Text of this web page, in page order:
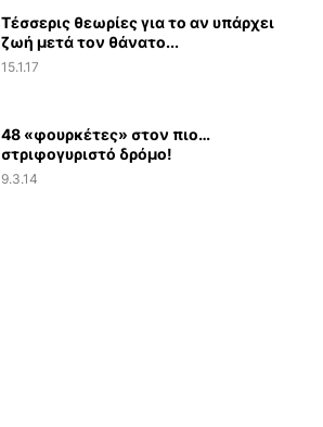
Τέσσερις θεωρίες για το αν υπάρχει
ζωή μετά τον θάνατο...
15.1.17
48 «φουρκέτες» στον πιο…
στριφογυριστό δρόμο!
9.3.14